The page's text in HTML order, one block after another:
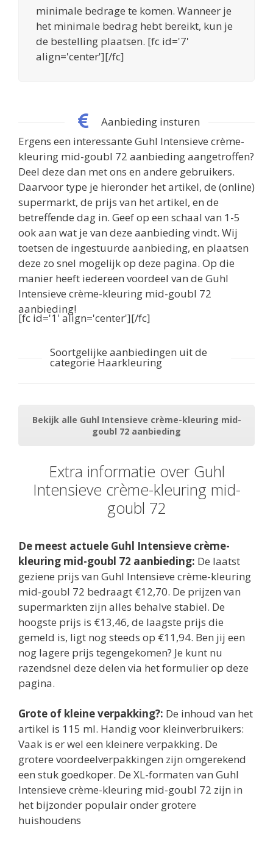
minimale bedrage te komen. Wanneer je
het minimale bedrag hebt bereikt, kun je
de bestelling plaatsen. [fc id='7'
align='center'][/fc]
Aanbieding insturen
Ergens een interessante Guhl Intensieve crème-
kleuring mid-goubl 72 aanbieding aangetroffen?
Deel deze dan met ons en andere gebruikers.
Daarvoor type je hieronder het artikel, de (online)
supermarkt, de prijs van het artikel, en de
betreffende dag in. Geef op een schaal van 1-5
ook aan wat je van deze aanbieding vindt. Wij
toetsen de ingestuurde aanbieding, en plaatsen
deze zo snel mogelijk op deze pagina. Op die
manier heeft iedereen voordeel van de Guhl
Intensieve crème-kleuring mid-goubl 72
aanbieding!
[fc id='1' align='center'][/fc]
Soortgelijke aanbiedingen uit de
categorie Haarkleuring
Bekijk alle Guhl Intensieve crème-kleuring mid-
goubl 72 aanbieding
Extra informatie over Guhl
Intensieve crème-kleuring mid-
goubl 72
De meest actuele Guhl Intensieve crème-
kleuring mid-goubl 72 aanbieding: De laatst
geziene prijs van Guhl Intensieve crème-kleuring
mid-goubl 72 bedraagt €12,70. De prijzen van
supermarkten zijn alles behalve stabiel. De
hoogste prijs is €13,46, de laagste prijs die
gemeld is, ligt nog steeds op €11,94. Ben jij een
nog lagere prijs tegengekomen? Je kunt nu
razendsnel deze delen via het formulier op deze
pagina.
Grote of kleine verpakking?: De inhoud van het
artikel is 115 ml. Handig voor kleinverbruikers:
Vaak is er wel een kleinere verpakking. De
grotere voordeelverpakkingen zijn omgerekend
een stuk goedkoper. De XL-formaten van Guhl
Intensieve crème-kleuring mid-goubl 72 zijn in
het bijzonder populair onder grotere
huishoudens